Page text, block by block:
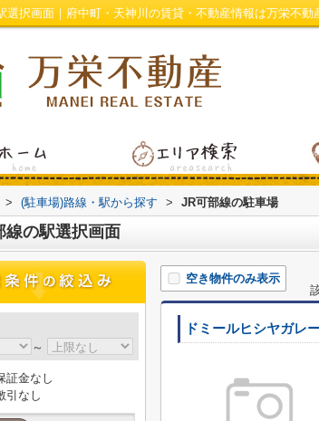
選択画面｜府中町・天神川の賃貸・不動産情報は万栄不動
> (駐車場)路線・駅から探す > JR可部線の駐車場
線の駅選択画面
空き物件のみ表示
ドミールヒシヤガレ
～
証金なし
引なし